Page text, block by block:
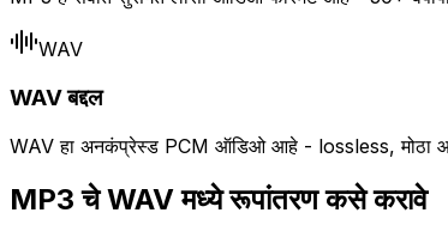
WAV
WAV बद्दल
WAV हा अनकंप्रेस्ड PCM ऑडिओ आहे - lossless, मोठा आणि
MP3 चे WAV मध्ये रूपांतरण कसे करावे